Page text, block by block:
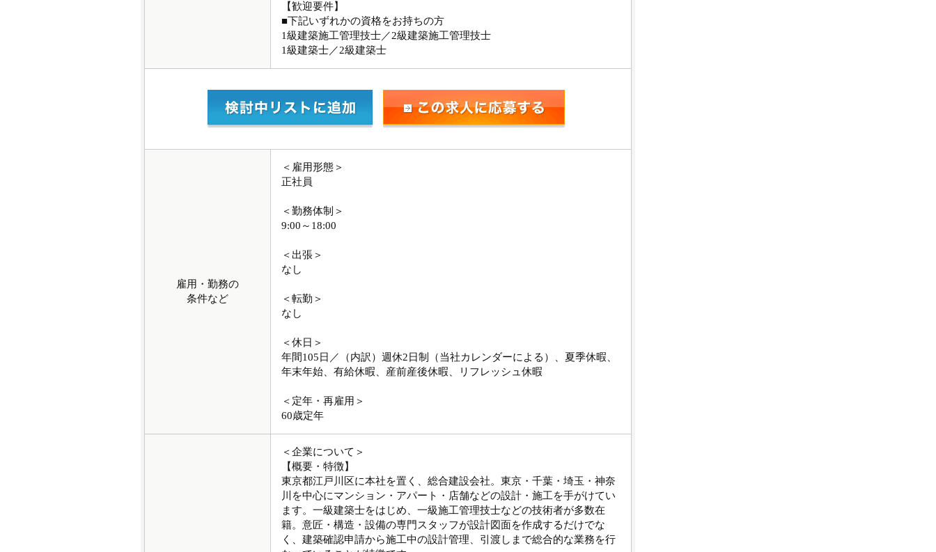
【歓迎要件】
■下記いずれかの資格をお持ちの方
1級建築施工管理技士／2級建築施工管理技士
1級建築士／2級建築士
雇用・勤務の
条件など
＜雇用形態＞
正社員
＜勤務体制＞
9:00～18:00
＜出張＞
なし
＜転勤＞
なし
＜休日＞
年間105日／（内訳）週休2日制（当社カレンダーによる）、夏季休暇、
年末年始、有給休暇、産前産後休暇、リフレッシュ休暇
＜定年・再雇用＞
60歳定年
＜企業について＞
【概要・特徴】
東京都江戸川区に本社を置く、総合建設会社。東京・千葉・埼玉・神奈
川を中心にマンション・アパート・店舗などの設計・施工を手がけてい
ます。一級建築士をはじめ、一級施工管理技士などの技術者が多数在
籍。意匠・構造・設備の専門スタッフが設計図面を作成するだけでな
く、建築確認申請から施工中の設計管理、引渡しまで総合的な業務を行